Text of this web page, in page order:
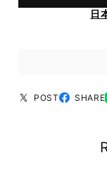
日
POST SHARE